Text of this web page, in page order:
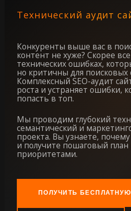
Технический аудит
Конкуренты выше вас в
контент не хуже? Скорее
технических ошибках,
но критичны для поисковых
Комплексный SEO-аудит
роста и устраняет ошибки,
попасть в топ.
Мы проводим глубокий
семантический и
проекта. Вы узнаете,
и получите пошаговый план
приоритетами.
ПОЛУЧИТЬ